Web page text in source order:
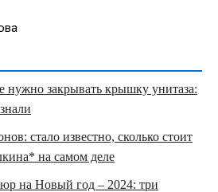
нужно закрывать крышку унитаза:
стало известно, сколько стоит
на самом деле
на Новый год – 2024: три